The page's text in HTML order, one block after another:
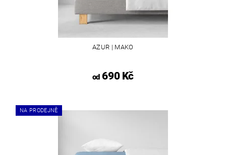
AZUR | MAKO
od690 Kč
NA PRODEJNĚ